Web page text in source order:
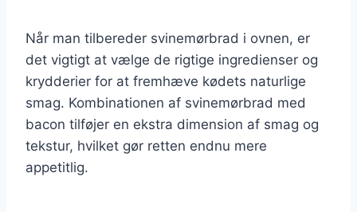
Når man tilbereder svinemørbrad i ovnen, er
det vigtigt at vælge de rigtige ingredienser og
krydderier for at fremhæve kødets naturlige
smag. Kombinationen af svinemørbrad med
bacon tilføjer en ekstra dimension af smag og
tekstur, hvilket gør retten endnu mere
appetitlig.